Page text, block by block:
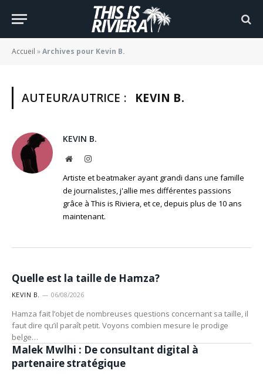
Accueil »Archives pour Kevin B.
AUTEUR/AUTRICE : KEVIN B.
KEVIN B.
WebsiteInstagram
Artiste et beatmaker ayant grandi dans une famille
de journalistes, j'allie mes différentes passions
grâce à This is Riviera, et ce, depuis plus de 10 ans
maintenant.
Quelle est la taille de Hamza?
KEVIN B. 06/08/2026
Hamza fait l’objet de nombreuses questions concernant sa taille, il
faut dire qu’il paraît petit. Voyons combien mesure le prodige
belge…LIFESTYLE
Malek Mwlhi : De consultant digital à
partenaire stratégique